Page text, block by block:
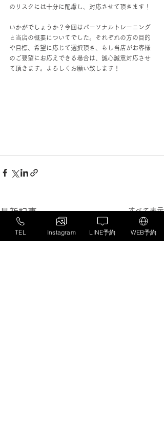
のリスクには十分に配慮し、対応させて頂きます！
いかがでしょうか？今回はパーソナルトレーニング
と当店の概要についてでした。それぞれの方の目的
や目標、希望に応じて選択頂き、もし当店がお客様
のご要望にお応えできる場合は、誠心誠意対応させ
て頂きます。よろしくお願い致します！
最新記事 すべて表示
TEL Instagram LINE予約 WEB予約